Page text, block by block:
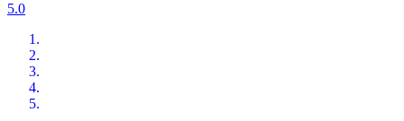
5.0